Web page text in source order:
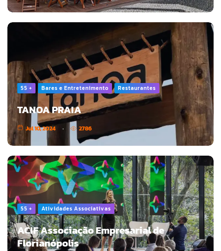
55 + Bares e Entretenimento Restaurantes
TANOA PRAIA
Jul 10, 2024 2786
55 + Atividades Associativas
ACIF Associação Empresarial de
Florianópolis